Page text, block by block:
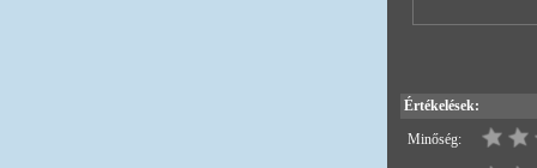
Értékelések:
Minőség: